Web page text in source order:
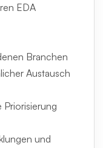
EDA
Branchen
Austausch
Priorisierung
und